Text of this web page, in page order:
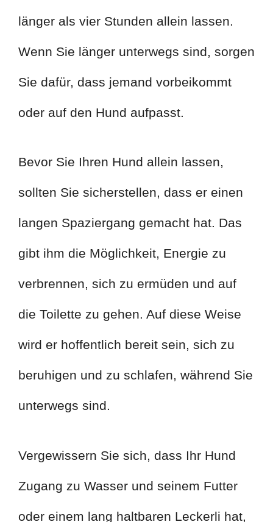
länger als vier Stunden allein lassen.
Wenn Sie länger unterwegs sind, sorgen
Sie dafür, dass jemand vorbeikommt
oder auf den Hund aufpasst.
Bevor Sie Ihren Hund allein lassen,
sollten Sie sicherstellen, dass er einen
langen Spaziergang gemacht hat. Das
gibt ihm die Möglichkeit, Energie zu
verbrennen, sich zu ermüden und auf
die Toilette zu gehen. Auf diese Weise
wird er hoffentlich bereit sein, sich zu
beruhigen und zu schlafen, während Sie
unterwegs sind.
Vergewissern Sie sich, dass Ihr Hund
Zugang zu Wasser und seinem Futter
oder einem lang haltbaren Leckerli hat,